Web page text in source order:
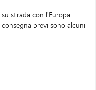
strada con l'Europa
brevi sono alcuni